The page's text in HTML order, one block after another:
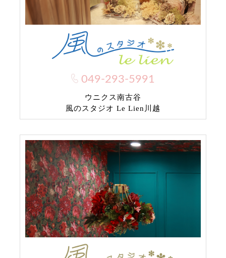
049-293-5991
ウニクス南古谷
風のスタジオ Le Lien川越